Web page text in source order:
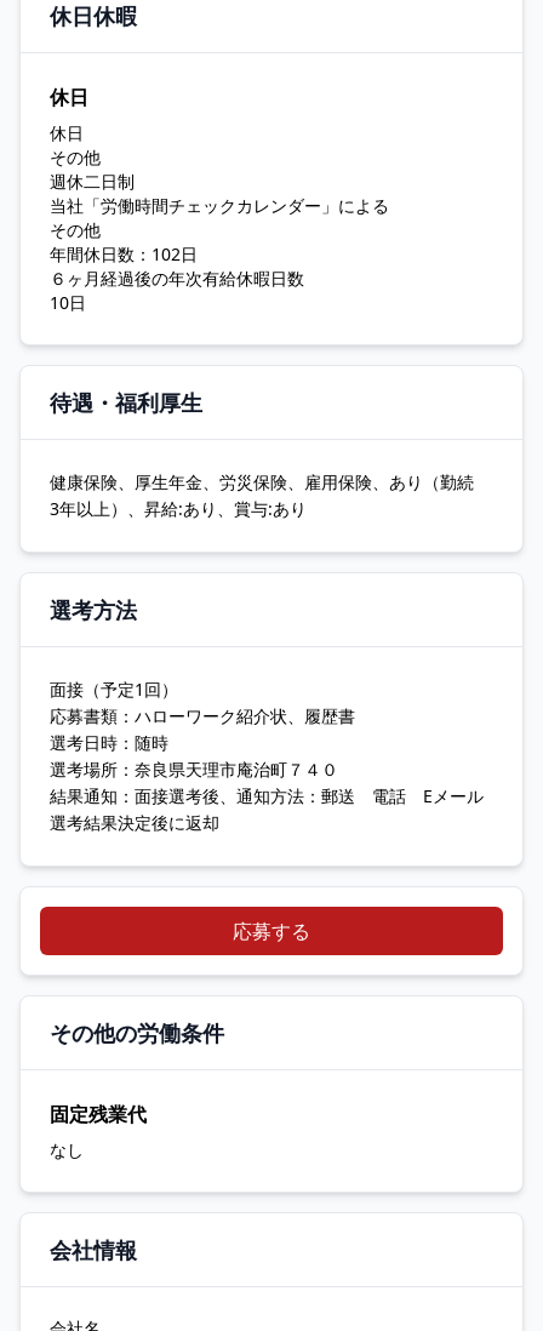
休日休暇
休日
休日
その他
週休二日制
当社「労働時間チェックカレンダー」による
その他
年間休日数：102日
６ヶ月経過後の年次有給休暇日数
10日
待遇・福利厚生
健康保険、厚生年金、労災保険、雇用保険、あり（勤続
3年以上）、昇給:あり、賞与:あり
選考方法
面接（予定1回）
応募書類：ハローワーク紹介状、履歴書
選考日時：随時
選考場所：奈良県天理市庵治町７４０
結果通知：面接選考後、通知方法：郵送 電話 Eメール
選考結果決定後に返却
応募する
その他の労働条件
固定残業代
なし
会社情報